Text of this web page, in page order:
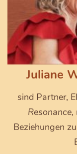
Juliane
sind Partner,
Resonance,
Beziehungen